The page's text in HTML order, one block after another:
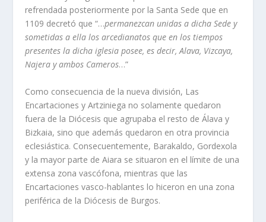
refrendada posteriormente por la Santa Sede que en
1109 decretó que “…permanezcan unidas a dicha Sede y
sometidas a ella los arcedianatos que en los tiempos
presentes la dicha iglesia posee, es decir, Alava, Vizcaya,
Najera y ambos Cameros…”
Como consecuencia de la nueva división, Las
Encartaciones y Artziniega no solamente quedaron
fuera de la Diócesis que agrupaba el resto de Álava y
Bizkaia, sino que además quedaron en otra provincia
eclesiástica. Consecuentemente, Barakaldo, Gordexola
y la mayor parte de Aiara se situaron en el límite de una
extensa zona vascófona, mientras que las
Encartaciones vasco-hablantes lo hiceron en una zona
periférica de la Diócesis de Burgos.